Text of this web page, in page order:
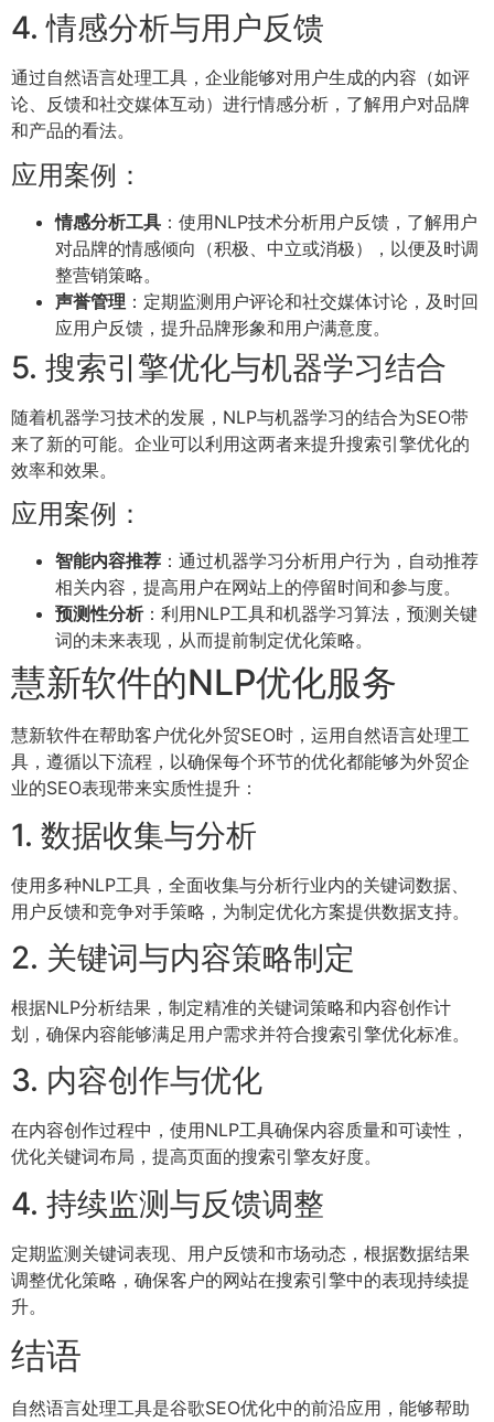
4. 情感分析与用户反馈
通过自然语言处理工具，企业能够对用户生成的内容（如评
论、反馈和社交媒体互动）进行情感分析，了解用户对品牌
和产品的看法。
应用案例：
情感分析工具 ：使用NLP技术分析用户反馈，了解用户
对品牌的情感倾向（积极、中立或消极），以便及时调
整营销策略。
声誉管理 ：定期监测用户评论和社交媒体讨论，及时回
应用户反馈，提升品牌形象和用户满意度。
5. 搜索引擎优化与机器学习结合
随着机器学习技术的发展，NLP与机器学习的结合为SEO带
来了新的可能。企业可以利用这两者来提升搜索引擎优化的
效率和效果。
应用案例：
智能内容推荐 ：通过机器学习分析用户行为，自动推荐
相关内容，提高用户在网站上的停留时间和参与度。
预测性分析：利用NLP工具和机器学习算法，预测关键
词的未来表现，从而提前制定优化策略。
慧新软件的NLP优化服务
慧新软件在帮助客户优化外贸SEO时，运用自然语言处理工
具，遵循以下流程，以确保每个环节的优化都能够为外贸企
业的SEO表现带来实质性提升：
1. 数据收集与分析
使用多种NLP工具，全面收集与分析行业内的关键词数据、
用户反馈和竞争对手策略，为制定优化方案提供数据支持。
2. 关键词与内容策略制定
根据NLP分析结果，制定精准的关键词策略和内容创作计
划，确保内容能够满足用户需求并符合搜索引擎优化标准。
3. 内容创作与优化
在内容创作过程中，使用NLP工具确保内容质量和可读性，
优化关键词布局，提高页面的搜索引擎友好度。
4. 持续监测与反馈调整
定期监测关键词表现、用户反馈和市场动态，根据数据结果
调整优化策略，确保客户的网站在搜索引擎中的表现持续提
升。
结语
自然语言处理工具是谷歌SEO优化中的前沿应用，能够帮助